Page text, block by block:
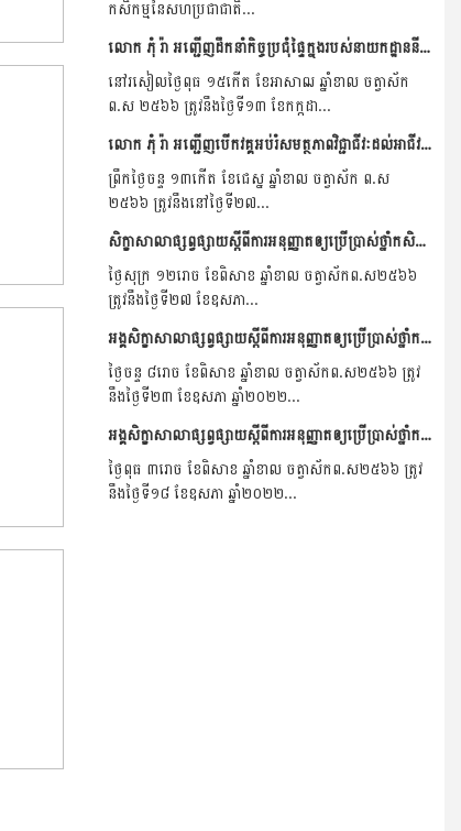
កសិកម្មនៃសហប្រជាជាតិ...
លោក ភុំ រ៉ា អញ្ជើញដឹកនាំកិច្ចប្រជុំផ្ទៃក្នុងរបស់នាយកដ្ឋាននីតិកម្មកសិកម្ម ។
នៅរសៀលថ្ងៃពុធ ១៥កើត ខែអាសាឍ ឆ្នាំខាល ចត្វាស័ក
ព.ស ២៥៦៦ ត្រូវនឹងថ្ងៃទី១៣ ខែកក្កដា...
លោក ភុំ រ៉ា អញ្ជើញបើកវគ្គអប់រំសមត្ថភាពវិជ្ជាជីវៈដល់អាជីវករ ដេប៉ូលក់ដុំ.លក់រាយ ថ្នាំកសិកម្ម និងជីកសិកម្មនៅមន្ទីរកសិកម្ម រុក្ខាប្រមាញ់និងនេសាទខេត្តសៀមរាប ។
ព្រឹកថ្ងៃចន្ទ ១៣កើត ខែជេស្ន ឆ្នាំខាល ចត្វាស័ក ព.ស
២៥៦៦ ត្រូវនឹងនៅថ្ងៃទី២៧...
សិក្ខាសាលាផ្សព្វផ្សាយស្តីពីការអនុញ្ញាតឲ្យប្រើប្រាស់ថ្នាំកសិកម្ម Tricyclazole ឡើងវិញ និងការណែនាំពីរបៀបប្រើប្រាស់ ត្រូវបើកនាទីស្តីការក្រសួង កសិកម្ម រុក្ខាប្រមាញ់ និងនេសាទ...
ថ្ងៃសុក្រ ១២រោច ខែពិសាខ ឆ្នាំខាល ចត្វាស័កព.ស២៥៦៦
ត្រូវនឹងថ្ងៃទី២៧ ខែឧសភា...
អង្គសិក្ខាសាលាផ្សព្វផ្សាយស្តីពីការអនុញ្ញាតឲ្យប្រើប្រាស់ថ្នាំកសិកម្ម Tricyclazole ឡើងវិញ និងការណែនាំពីរបៀបប្រើប្រាស់ នៅខេត្តព្រៃវែង ។
ថ្ងៃចន្ទ ៨រោច ខែពិសាខ ឆ្នាំខាល ចត្វាស័កព.ស២៥៦៦ ត្រូវ
នឹងថ្ងៃទី២៣ ខែឧសភា ឆ្នាំ២០២២...
អង្គសិក្ខាសាលាផ្សព្វផ្សាយស្តីពីការអនុញ្ញាតឲ្យប្រើប្រាស់ថ្នាំកសិកម្ម Tricyclazole ឡើងវិញ និងការណែនាំពីរបៀបប្រើប្រាស់ នៅខេត្តបាត់ដំបង ។
ថ្ងៃពុធ ៣រោច ខែពិសាខ ឆ្នាំខាល ចត្វាស័កព.ស២៥៦៦ ត្រូវ
នឹងថ្ងៃទី១៨ ខែឧសភា ឆ្នាំ២០២២...